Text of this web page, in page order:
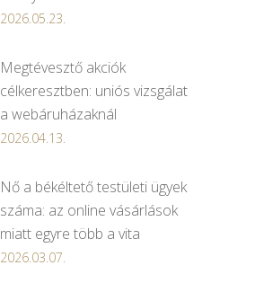
2026.05.23.
Megtévesztő akciók
célkeresztben: uniós vizsgálat
a webáruházaknál
2026.04.13.
Nő a békéltető testületi ügyek
száma: az online vásárlások
miatt egyre több a vita
2026.03.07.